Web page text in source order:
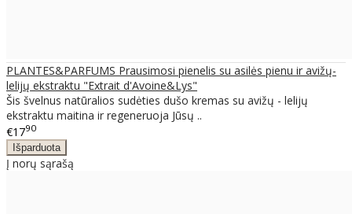
PLANTES&PARFUMS Prausimosi pienelis su asilės pienu ir avižų-
lelijų ekstraktu "Extrait d'Avoine&Lys"
Šis švelnus natūralios sudėties dušo kremas su avižų - lelijų
ekstraktu maitina ir regeneruoja Jūsų ..
€1790
Į norų sąrašą